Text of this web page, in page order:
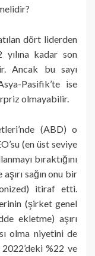
dört liderden
yılına kadar son
Ancak bu sayı
Pasifik’te ise
olmayabilir.
(ABD) o
(en üst seviye
bıraktığını
sağın onu bir
itiraf etti.
(şirket genel
ekletme) aşırı
olma niyetini de
%22 ve